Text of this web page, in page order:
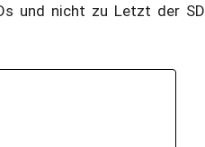
und nicht zu Letzt der SD